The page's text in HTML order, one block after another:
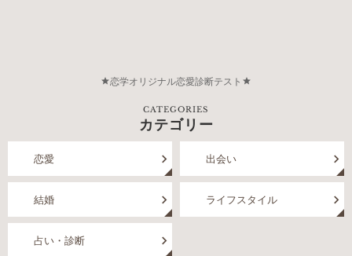
恋学オリジナル恋愛診断テスト
CATEGORIES
カテゴリー
恋愛 出会い
結婚 ライフスタイル
占い・診断